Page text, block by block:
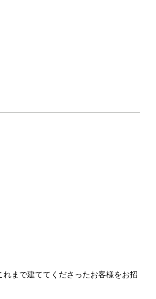
まで建ててくださったお客様をお招